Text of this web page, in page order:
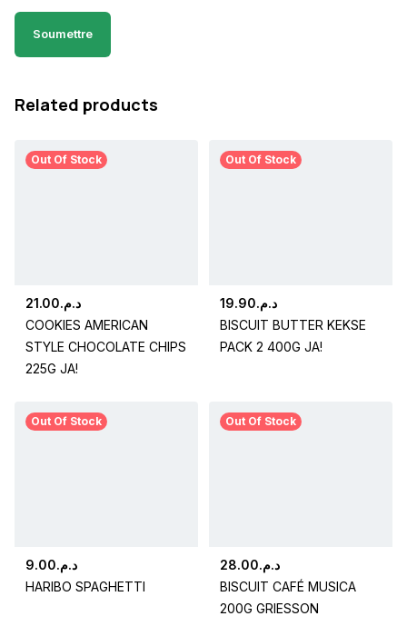
Related products
Out Of Stock
د.م.21.00
COOKIES AMERICAN
STYLE CHOCOLATE CHIPS
225G JA!
Out Of Stock
د.م.19.90
BISCUIT BUTTER KEKSE
PACK 2 400G JA!
Out Of Stock
د.م.9.00
HARIBO SPAGHETTI
Out Of Stock
د.م.28.00
BISCUIT CAFÉ MUSICA
200G GRIESSON